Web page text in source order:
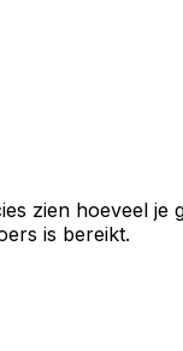
zien hoeveel
is bereikt.